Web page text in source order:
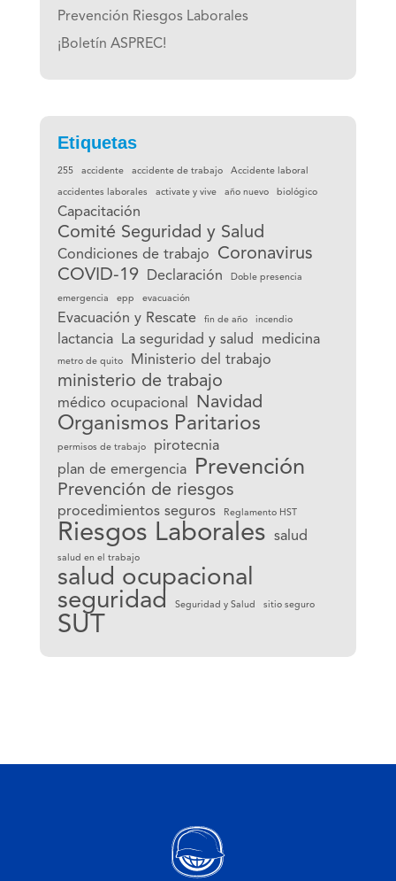
Prevención Riesgos Laborales
¡Boletín ASPREC!
Etiquetas
255 accidente accidente de trabajo Accidente laboral
accidentes laborales activate y vive año nuevo biológico
Capacitación
Comité Seguridad y Salud
Condiciones de trabajo
Coronavirus
COVID-19
Declaración Doble presencia
emergencia epp evacuación
Evacuación y Rescate fin de año incendio
lactancia La seguridad y salud medicina
metro de quito Ministerio del trabajo
ministerio de trabajo
médico ocupacional Navidad
Organismos Paritarios
permisos de trabajo
pirotecnia
plan de emergencia
Prevención
Prevención de riesgos
procedimientos seguros Reglamento HST
Riesgos Laborales salud
salud en el trabajo
salud ocupacional
seguridad
Seguridad y Salud sitio seguro
SUT